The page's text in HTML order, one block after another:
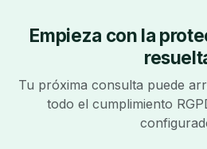
Empieza con la
Tu próxima consulta puede
todo el cumplimiento